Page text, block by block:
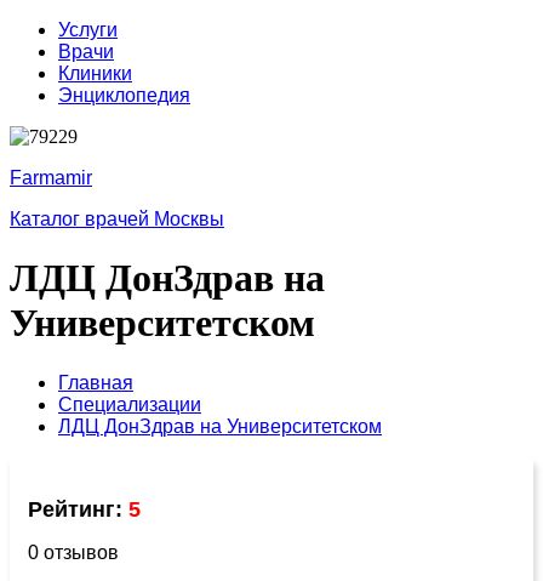
Услуги
Врачи
Клиники
Энциклопедия
Farmamir
Каталог врачей Москвы
ЛДЦ ДонЗдрав на
Университетском
Главная
Специализации
ЛДЦ ДонЗдрав на Университетском
Рейтинг: 5
0 отзывов